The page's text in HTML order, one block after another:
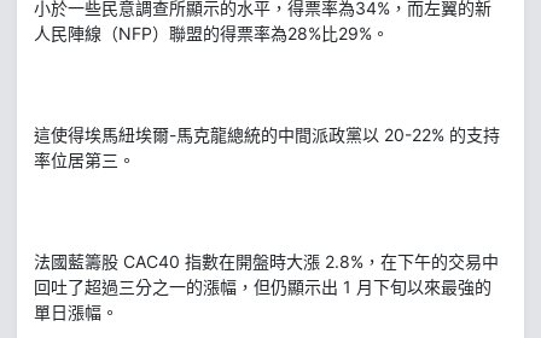
小於一些民意調查所顯示的水平，得票率為34%，而左翼的新
人民陣線（NFP）聯盟的得票率為28%比29%。
這使得埃馬紐埃爾-馬克龍總統的中間派政黨以 20-22% 的支持
率位居第三。
法國藍籌股 CAC40 指數在開盤時大漲 2.8%，在下午的交易中
回吐了超過三分之一的漲幅，但仍顯示出 1 月下旬以來最強的
單日漲幅。